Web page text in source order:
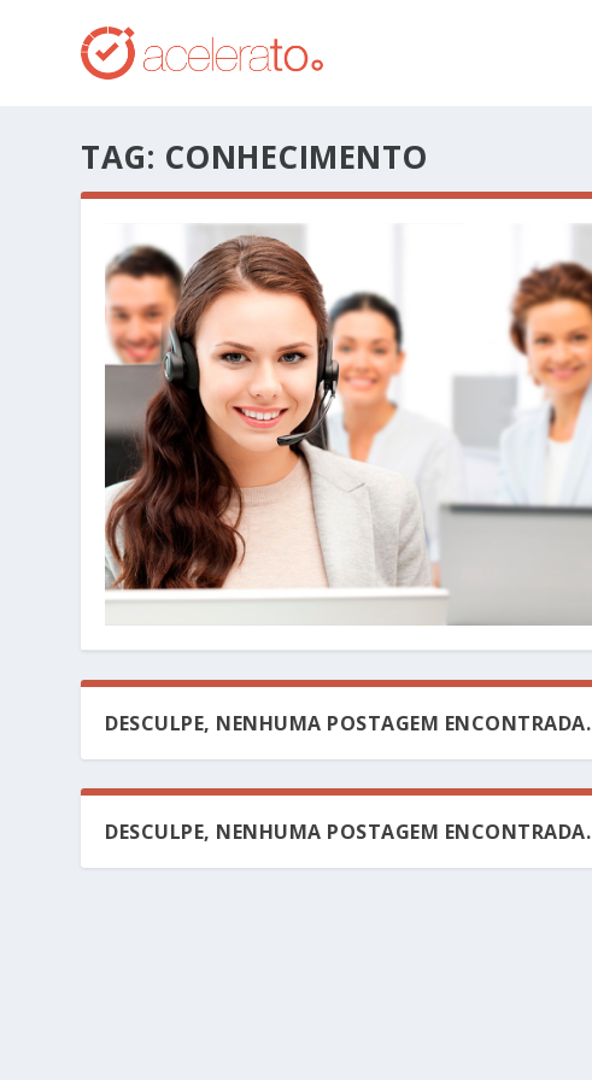
TAG: CONHECIMENTO
DESCULPE, NENHUMA POSTAGEM ENCONTRADA.
DESCULPE, NENHUMA POSTAGEM ENCONTRADA.